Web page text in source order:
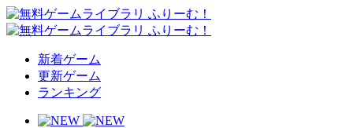
新着ゲーム
更新ゲーム
ランキング